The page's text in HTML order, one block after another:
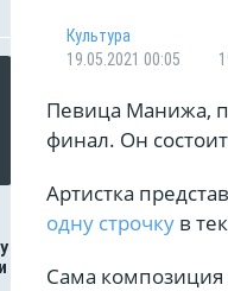
Культура
19.05.2021 00:05
Певица Манижа,
финал. Он
Артистка
одну строчку в
Сама